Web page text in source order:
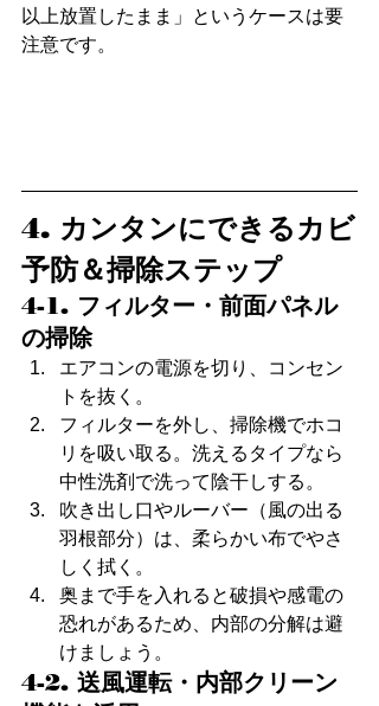
以上放置したまま」というケースは要
注意です。
4. カンタンにできるカビ
予防＆掃除ステップ
4-1. フィルター・前面パネル
の掃除
エアコンの電源を切り、コンセン
トを抜く。
フィルターを外し、掃除機でホコ
リを吸い取る。洗えるタイプなら
中性洗剤で洗って陰干しする。
吹き出し口やルーバー（風の出る
羽根部分）は、柔らかい布でやさ
しく拭く。
奥まで手を入れると破損や感電の
恐れがあるため、内部の分解は避
けましょう。
4-2. 送風運転・内部クリーン